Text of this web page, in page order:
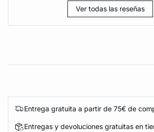
Ver todas las reseñas
Entrega gratuita a partir de 75€ de
Entregas y devoluciones gratuitas en